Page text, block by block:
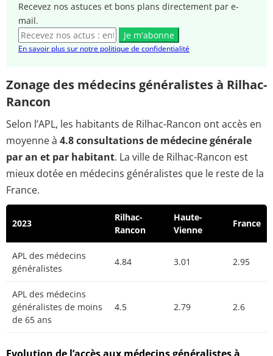
Recevez nos astuces et bons plans directement par e-
mail.
Je m'abonne
En savoir plus sur notre politique de confidentialité
Zonage des médecins généralistes à Rilhac-
Rancon
Selon l’APL, les habitants de Rilhac-Rancon ont accès en
moyenne à 4.8 consultations de médecine générale
par an et par habitant. La ville de Rilhac-Rancon est
mieux dotée en médecins généralistes que le reste de la
France.
2023
Rilhac-
Rancon
Haute-
Vienne
France
APL des médecins
généralistes
4.84 3.01 2.95
APL des médecins
généralistes de moins
de 65 ans
4.5 2.79 2.6